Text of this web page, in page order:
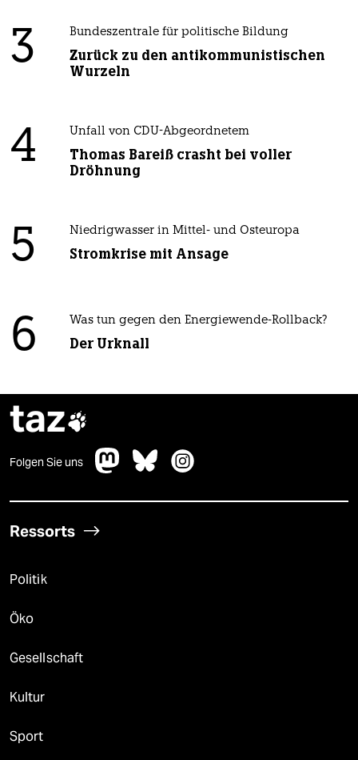
3 Bundeszentrale für politische Bildung
Zurück zu den antikommunistischen
Wurzeln
4 Unfall von CDU-Abgeordnetem
Thomas Bareiß crasht bei voller
Dröhnung
5 Niedrigwasser in Mittel- und Osteuropa
Stromkrise mit Ansage
6 Was tun gegen den Energiewende-Rollback?
Der Urknall
taz
Folgen Sie uns
Ressorts
Politik
Öko
Gesellschaft
Kultur
Sport